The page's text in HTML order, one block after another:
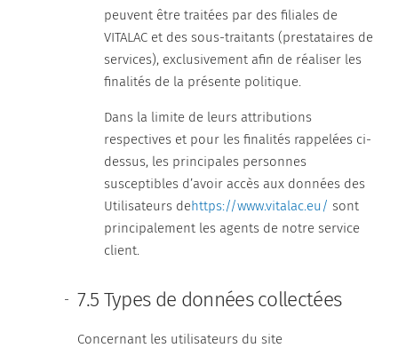
peuvent être traitées par des filiales de
VITALAC et des sous-traitants (prestataires de
services), exclusivement afin de réaliser les
finalités de la présente politique.
Dans la limite de leurs attributions
respectives et pour les finalités rappelées ci-
dessus, les principales personnes
susceptibles d’avoir accès aux données des
Utilisateurs dehttps://www.vitalac.eu/ sont
principalement les agents de notre service
client.
7.5 Types de données collectées
Concernant les utilisateurs du site